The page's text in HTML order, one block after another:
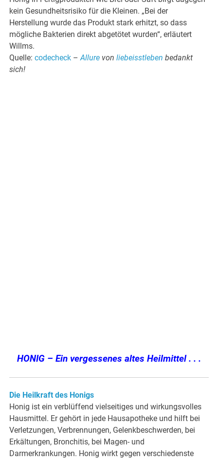
kein Gesundheitsrisiko für die Kleinen. „Bei der
Herstellung wurde das Produkt stark erhitzt, so dass
mögliche Bakterien direkt abgetötet wurden“, erläutert
Willms.
Quelle:codecheck –Allure vonliebeisstlebenbedankt
sich!
HONIG – Ein vergessenes altes Heilmittel . . .
Die Heilkraft des Honigs
Honig ist ein verblüffend vielseitiges und wirkungsvolles
Hausmittel. Er gehört in jede Hausapotheke und hilft bei
Verletzungen, Verbrennungen, Gelenkbeschwerden, bei
Erkältungen, Bronchitis, bei Magen- und
Darmerkrankungen. Honig wirkt gegen verschiedenste